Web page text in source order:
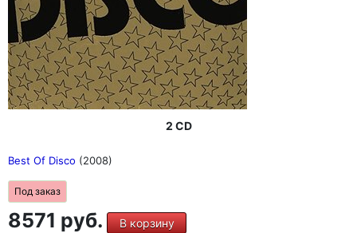
2 CD
Best Of Disco (2008)
Под заказ
8571 руб. В корзину